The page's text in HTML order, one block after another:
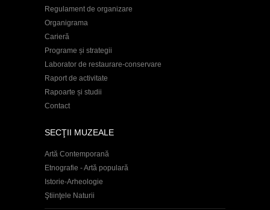
Regulament de organizare
Organigrama
Carieră
Programe și strategii
Laborator de restaurare-conservare
Raport de activitate
Rapoarte și studii
Contact
SECŢII MUZEALE
Artă Contemporană
Etnografie - Artă populară
Istorie-Arheologie
Ştiinţele Naturii